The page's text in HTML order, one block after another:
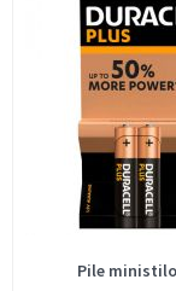
Pile ministilo